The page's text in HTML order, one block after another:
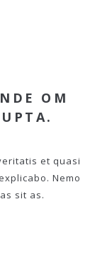
OM
et quasi
Nemo
sit as.